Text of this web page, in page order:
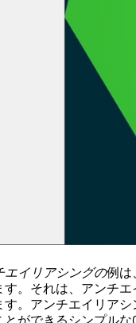
エイリアシングの例は、
す。それは、アンチ
す。アンチエイリア